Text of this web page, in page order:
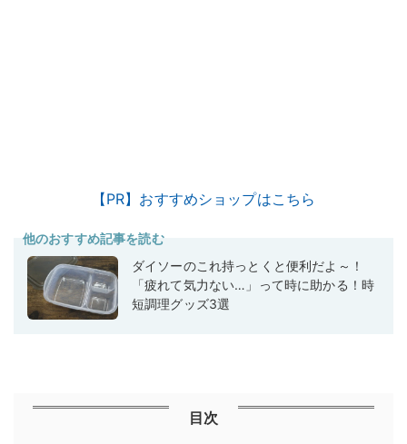
【PR】おすすめショップはこちら
他のおすすめ記事を読む
ダイソーのこれ持っとくと便利だよ～！
「疲れて気力ない…」って時に助かる！時
短調理グッズ3選
目次